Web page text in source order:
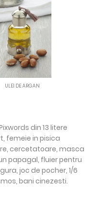
ULEI DE ARGAN
din 13 litere
femeie in pisica
cercetatoare, masca
papagal, fluier pentru
joc de pocher, 1/6
bani cinezesti.